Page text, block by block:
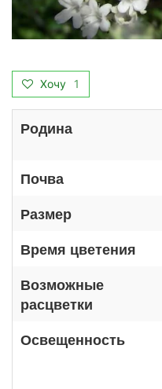
Хочу 1
Родина
Почва
Размер
Время цветения
Возможные
расцветки
Освещенность